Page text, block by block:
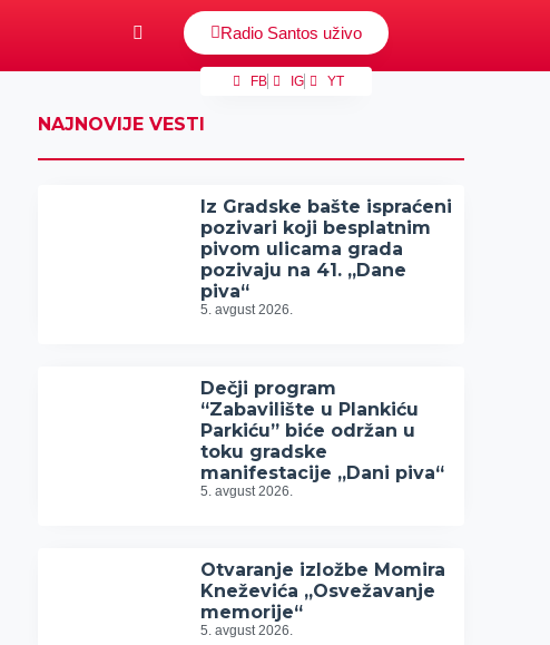
Radio Santos uživo
FB IG YT
NAJNOVIJE VESTI
Iz Gradske bašte ispraćeni
pozivari koji besplatnim
pivom ulicama grada
pozivaju na 41. „Dane
piva“
5. avgust 2026.
Dečji program
“Zabavilište u Plankiću
Parkiću” biće održan u
toku gradske
manifestacije „Dani piva“
5. avgust 2026.
Otvaranje izložbe Momira
Kneževića „Osvežavanje
memorije“
5. avgust 2026.